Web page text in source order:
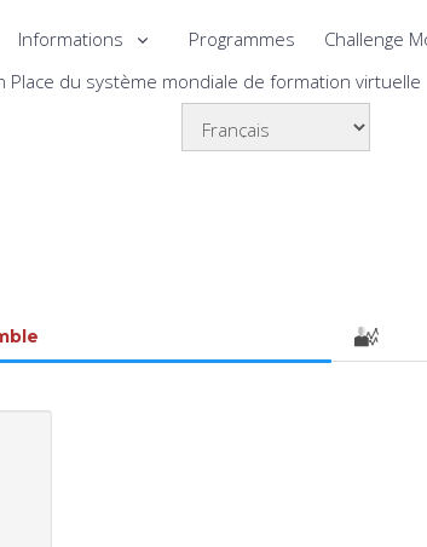
Informations Programmes Challenge
Place du système mondiale de formation virtuelle